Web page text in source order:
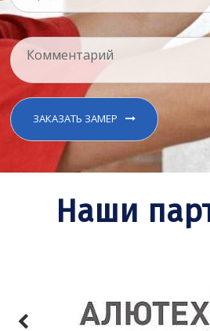
ЗАКАЗАТЬ ЗАМЕР
Наши